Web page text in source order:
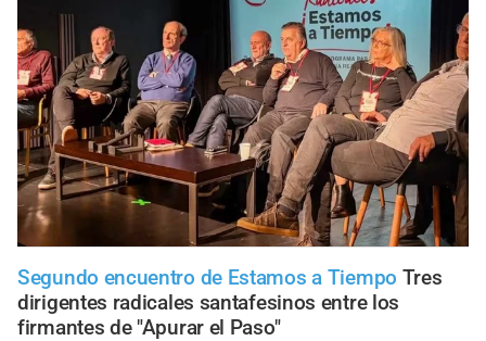
Segundo encuentro de Estamos a Tiempo Tres
dirigentes radicales santafesinos entre los
firmantes de "Apurar el Paso"